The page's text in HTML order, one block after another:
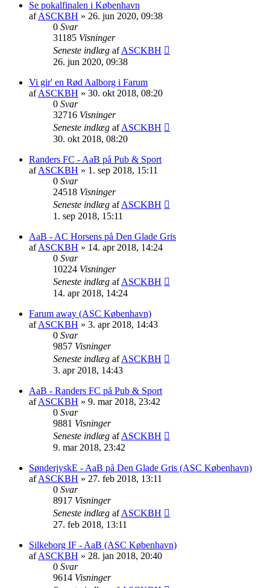
Se pokalfinalen i København
afASCKBH » 26. jun 2020, 09:38
0 Svar
31185 Visninger
Seneste indlæg afASCKBH
26. jun 2020, 09:38
Vi gir' en Rød Aalborg i Farum
afASCKBH » 30. okt 2018, 08:20
0 Svar
32716 Visninger
Seneste indlæg afASCKBH
30. okt 2018, 08:20
Randers FC - AaB på Pub & Sport
afASCKBH » 1. sep 2018, 15:11
0 Svar
24518 Visninger
Seneste indlæg afASCKBH
1. sep 2018, 15:11
AaB - AC Horsens på Den Glade Gris
afASCKBH » 14. apr 2018, 14:24
0 Svar
10224 Visninger
Seneste indlæg afASCKBH
14. apr 2018, 14:24
Farum away (ASC København)
afASCKBH » 3. apr 2018, 14:43
0 Svar
9857 Visninger
Seneste indlæg afASCKBH
3. apr 2018, 14:43
AaB - Randers FC på Pub & Sport
afASCKBH » 9. mar 2018, 23:42
0 Svar
9881 Visninger
Seneste indlæg afASCKBH
9. mar 2018, 23:42
SønderjyskE - AaB på Den Glade Gris (ASC København)
afASCKBH » 27. feb 2018, 13:11
0 Svar
8917 Visninger
Seneste indlæg afASCKBH
27. feb 2018, 13:11
Silkeborg IF - AaB (ASC København)
afASCKBH » 28. jan 2018, 20:40
0 Svar
9614 Visninger